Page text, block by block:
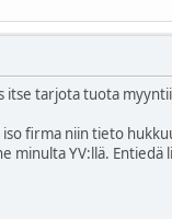
tarjota tuota
firma niin tieto
YV:llä.